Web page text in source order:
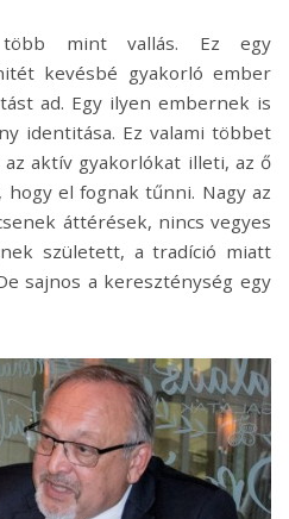
mint vallás. Ez egy
kevésbé gyakorló ember
ad. Egy ilyen embernek is
identitása. Ez valami többet
aktív gyakorlókat illeti, az ő
el fognak tűnni. Nagy az
áttérések, nincs vegyes
született, a tradíció miatt
sajnos a kereszténység egy